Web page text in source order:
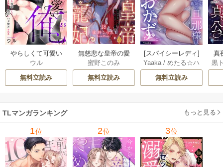
やらしくて可愛い
俺の凛ちゃん。～
隣人後輩くんのイ
キすぎた執着にハ
巻
ウル
無料立読み
無慈悲な皇帝の愛
玩寵妃―おわらぬ
快楽、閨に響くは
乱れ声― 18巻
蜜野このみ
無料立読み
[スパイシーレディ]
政略結婚した塩対
応の旦那様は毎晩
寝たふりをした私
Yaaka /めたる☆ハ
ニィ
無料立読み
真
は
黒
TLマンガランキング もっと見る
1位 2位 3位